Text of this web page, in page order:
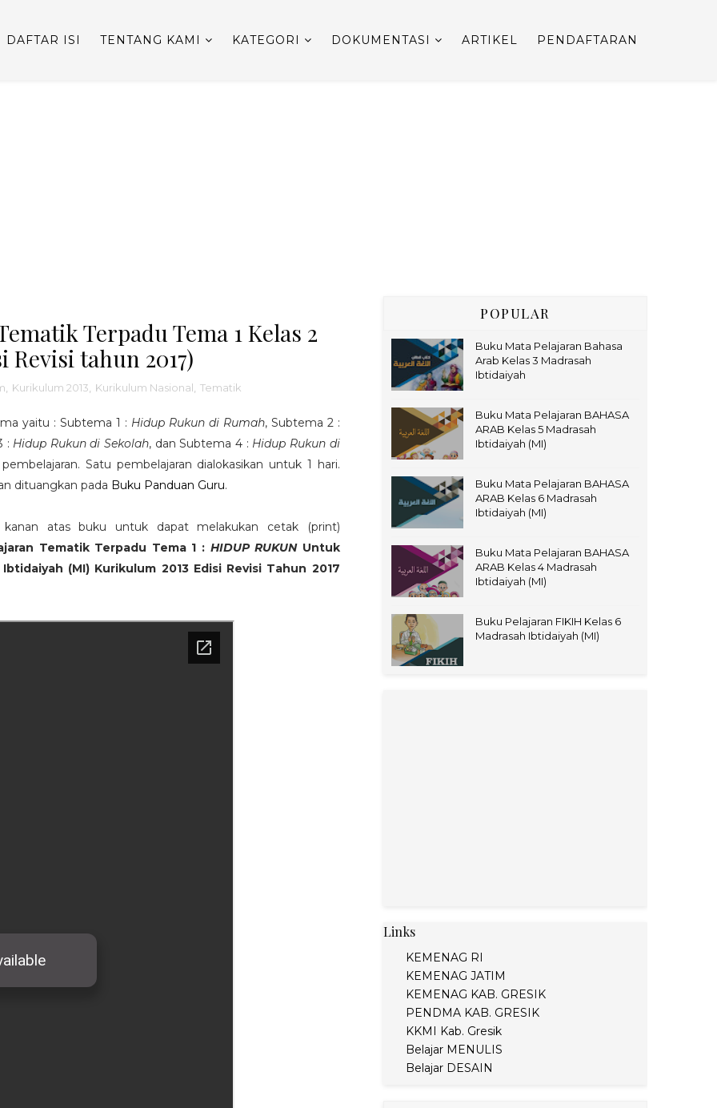
DAFTAR ISI TENTANG KAMI KATEGORI DOKUMENTASI ARTIKEL PENDAFTARAN
Terpadu Tema 1 Kelas 2
tahun 2017)
Kurikulum 2013 Kurikulum Nasional Tematik
yaitu : Subtema 1 : Hidup Rukun di Rumah, Subtema 2 :
: Hidup Rukun di Sekolah, dan Subtema 4 : Hidup Rukun di
Satu pembelajaran dialokasikan untuk 1 hari.
dituangkan pada Buku Panduan Guru.
atas buku untuk dapat melakukan cetak (print)
Tematik Terpadu Tema 1 : HIDUP RUKUNUntuk
(MI) Kurikulum 2013 Edisi Revisi Tahun 2017
POPULAR
Buku Mata Pelajaran Bahasa
Arab Kelas 3 Madrasah
Ibtidaiyah
Buku Mata Pelajaran BAHASA
ARAB Kelas 5 Madrasah
Ibtidaiyah (MI)
Buku Mata Pelajaran BAHASA
ARAB Kelas 6 Madrasah
Ibtidaiyah (MI)
Buku Mata Pelajaran BAHASA
ARAB Kelas 4 Madrasah
Ibtidaiyah (MI)
Buku Pelajaran FIKIH Kelas 6
Madrasah Ibtidaiyah (MI)
Links
KEMENAG RI
KEMENAG JATIM
KEMENAG KAB. GRESIK
PENDMA KAB. GRESIK
KKMI Kab. Gresik
Belajar MENULIS
Belajar DESAIN